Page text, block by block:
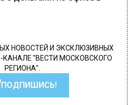
НОВОСТЕЙ И ЭКСКЛЮЗИВНЫХ
КАНАЛЕ "ВЕСТИ МОСКОВСКОГО
РЕГИОНА".
ПОДПИШИСЬ!